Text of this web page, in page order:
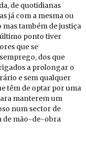
de quotidianas
já com a mesma ou
mas também de justiça
último ponto tiver
que se
dos que
a prolongar o
e sem qualquer
têm de optar por uma
manterem um
num sector de
de mão-de-obra